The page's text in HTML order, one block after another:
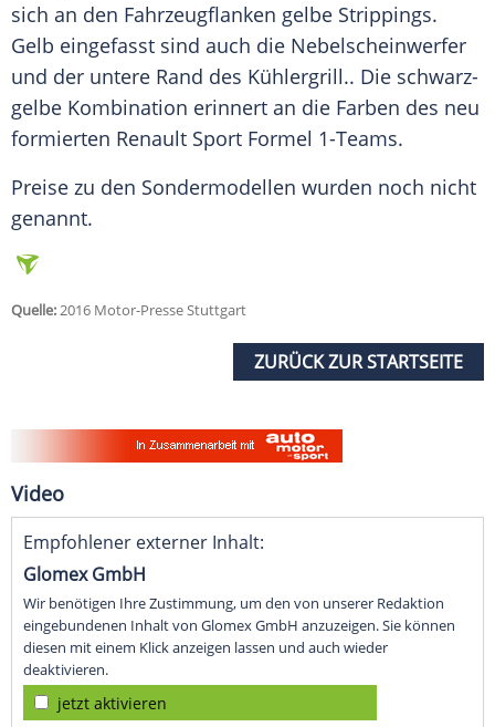
sich an den Fahrzeugflanken gelbe Strippings.
Gelb eingefasst sind auch die Nebelscheinwerfer
und der untere Rand des Kühlergrill.. Die schwarz-
gelbe Kombination erinnert an die Farben des neu
formierten Renault Sport Formel 1-Teams.
Preise zu den Sondermodellen wurden noch nicht
genannt.
Quelle:2016 Motor-Presse Stuttgart
ZURÜCK ZUR STARTSEITE
Video
Empfohlener externer Inhalt:
Glomex GmbH
Wir benötigen Ihre Zustimmung, um den von unserer Redaktion
eingebundenen Inhalt von Glomex GmbH anzuzeigen. Sie können
diesen mit einem Klick anzeigen lassen und auch wieder
deaktivieren.
jetzt aktivieren